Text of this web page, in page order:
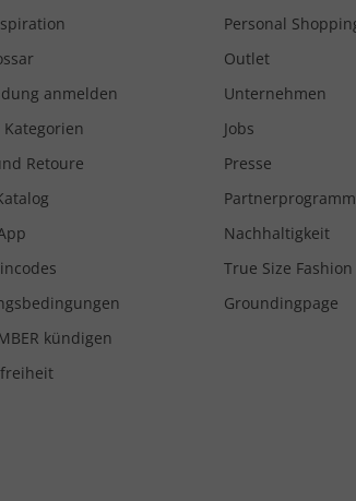
anmelden
Retoure
kündigen
Personal
Outlet
Unternehmen
Jobs
Presse
Partnerprogramm
Nachhaltigkeit
True Size Fashion
Groundingpage